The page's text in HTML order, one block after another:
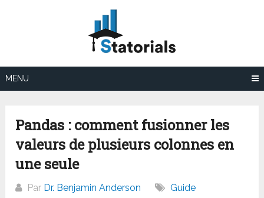
MENU
Pandas : comment fusionner les
valeurs de plusieurs colonnes en
une seule
Par Dr. Benjamin Anderson Guide